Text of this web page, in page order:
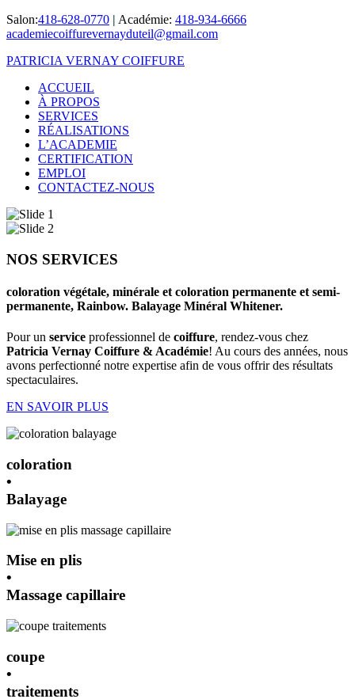
Salon:418-628-0770 | Académie: 418-934-6666
academiecoiffurevernayduteil@gmail.com
PATRICIA VERNAY COIFFURE
ACCUEIL
À PROPOS
SERVICES
RÉALISATIONS
L’ACADEMIE
CERTIFICATION
EMPLOI
CONTACTEZ-NOUS
NOS SERVICES
coloration végétale, minérale et coloration permanente et semi-
permanente, Rainbow. Balayage Minéral Whitener.
Pour un service professionnel de coiffure, rendez-vous chez
Patricia Vernay Coiffure & Académie! Au cours des années, nous
avons perfectionné notre expertise afin de vous offrir des résultats
spectaculaires.
EN SAVOIR PLUS
coloration
•
Balayage
Mise en plis
•
Massage capillaire
coupe
•
traitements